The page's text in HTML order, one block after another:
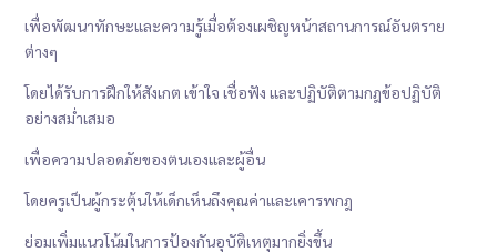
เพื่อพัฒนาทักษะและความรู้เมื่อต้องเผชิญหน้าสถานการณ์อันตราย
ต่างๆ
โดยได้รับการฝึกให้สังเกต เข้าใจ เชื่อฟัง และปฏิบัติตามกฎข้อปฏิบัติ
อย่างสม่ำเสมอ
เพื่อความปลอดภัยของตนเองและผู้อื่น
โดยครูเป็นผู้กระตุ้นให้เด็กเห็นถึงคุณค่าและเคารพกฎ
ย่อมเพิ่มแนวโน้มในการป้องกันอุบัติเหตุมากยิ่งขึ้น